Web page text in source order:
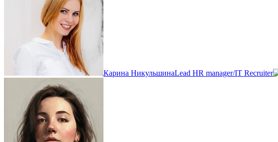
Карина НикульшинаLead HR manager/IT Recruiter